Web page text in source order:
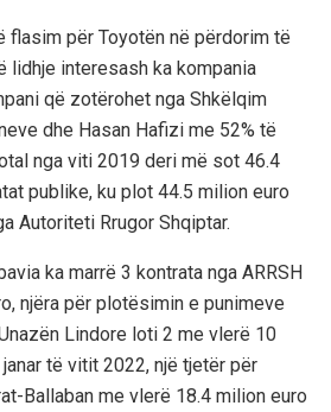
flasim për Toyotën në përdorim të
lidhje interesash ka kompania
që zotërohet nga Shkëlqim
dhe Hasan Hafizi me 52% të
nga viti 2019 deri më sot 46.4
publike, ku plot 44.5 milion euro
Autoriteti Rrugor Shqiptar.
ka marrë 3 kontrata nga ARRSH
njëra për plotësimin e punimeve
Lindore loti 2 me vlerë 10
të vitit 2022, një tjetër për
Ballaban me vlerë 18.4 milion euro